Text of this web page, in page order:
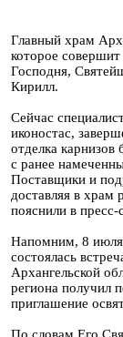
Главный храм
которое
Господня,
Кирилл.
Сейчас
иконостас,
отделка карнизов
с ранее
Поставщики и
доставляя в храм
пояснили в
Напомним, 8 июля
состоялась
Архангельской
региона получил
приглашение